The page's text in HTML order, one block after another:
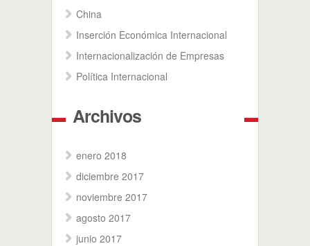
China
Inserción Económica Internacional
Internacionalización de Empresas
Política Internacional
Archivos
enero 2018
diciembre 2017
noviembre 2017
agosto 2017
junio 2017